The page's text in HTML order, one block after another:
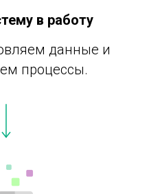
в работу
данные и
процессы.